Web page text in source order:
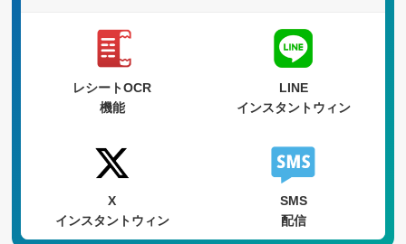
レシートOCR
機能
LINE
インスタントウィン
X
インスタントウィン
SMS
配信